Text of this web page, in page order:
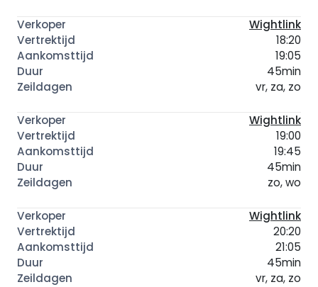
Wightlink
18:20
19:05
45min
vr, za, zo
Wightlink
19:00
19:45
45min
zo, wo
Wightlink
20:20
21:05
45min
vr, za, zo